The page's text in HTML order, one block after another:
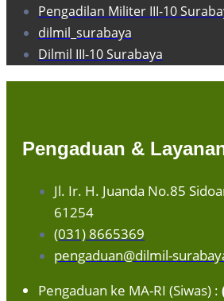
Pengadilan Militer III-10
dilmil_surabaya
Dilmil III-10 Surabaya
Pengaduan &
Jl. Ir. H. Juanda No.85
61254
(031) 8665369
pengaduan@dilmil-
Pengaduan ke MA-RI (Siwas) :